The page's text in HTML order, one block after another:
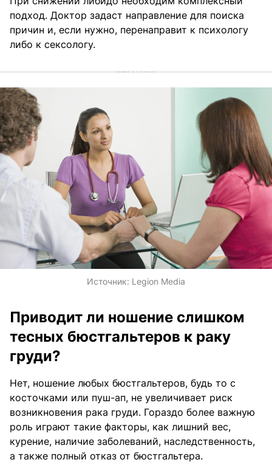
подход. Доктор задаст направление для поиска
причин и, если нужно, перенаправит к психологу
либо к сексологу.
Источник: Legion Media
Приводит ли ношение слишком
тесных бюстгальтеров к раку
груди?
Нет, ношение любых бюстгальтеров, будь то с
косточками или пуш-ап, не увеличивает риск
возникновения рака груди. Гораздо более важную
роль играют такие факторы, как лишний вес,
курение, наличие заболеваний, наследственность,
а также полный отказ от бюстгальтера.